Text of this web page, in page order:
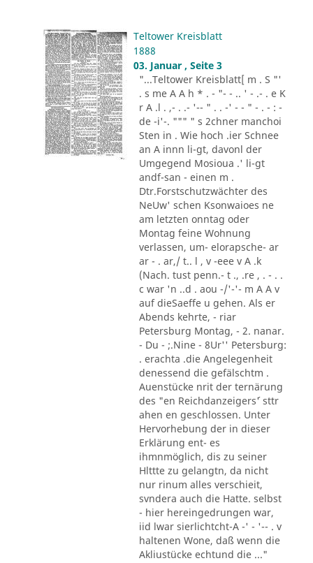
Teltower Kreisblatt
1888
03. Januar , Seite 3
"...Teltower Kreisblatt[ m . S "'
. s me A A h * . - "- - .. ' - .- . e K
r A .l . ,- . .- '-- " . . -' - - " - . - : -
de -i'-. """ " s 2chner manchoi
Sten in . Wie hoch .ier Schnee
an A innn li-gt, davonl der
Umgegend Mosioua .' li-gt
andf-san - einen m .
Dtr.Forstschutzwächter des
NeUw' schen Ksonwaioes ne
am letzten onntag oder
Montag feine Wohnung
verlassen, um- elorapsche- ar
ar - . ar,/ t.. l , v -eee v A .k
(Nach. tust penn.- t ., .re , . - . .
c war 'n ..d . aou -/'-'- m A A v
auf dieSaeffe u gehen. Als er
Abends kehrte, - riar
Petersburg Montag, - 2. nanar.
- Du - ;.Nine - 8Ur'' Petersburg:
. erachta .die Angelegenheit
denessend die gefälschtm .
Auenstücke nrit der ternärung
des "en Reichdanzeigers´' sttr
ahen en geschlossen. Unter
Hervorhebung der in dieser
Erklärung ent- es
ihmnmöglich, dis zu seiner
Hlttte zu gelangtn, da nicht
nur rinum alles verschieit,
svndera auch die Hatte. selbst
- hier hereingedrungen war,
iid lwar sierlichtcht-A -' - '-- . v
haltenen Wone, daß wenn die
Akliustücke echtund die ..."